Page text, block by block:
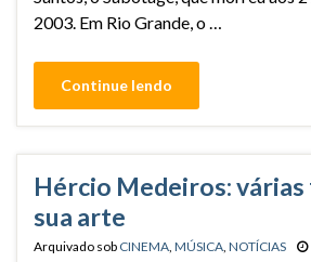
2003. Em Rio Grande, o …
Continue lendo
Hércio Medeiros: várias
sua arte
Arquivado sob CINEMA MÚSICA NOTÍCIAS